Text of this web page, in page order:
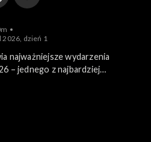
2026, dzień 1
najważniejsze wydarzenia
– jednego z najbardziej
w Polsce.